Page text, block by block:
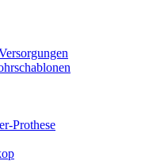
Prothese